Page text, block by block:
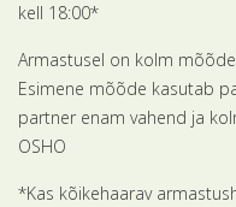
kell 18:00*
Armastusel on kolm
Esimene mõõde kasutab
partner enam vahend ja
OSHO
*Kas kõikehaarav